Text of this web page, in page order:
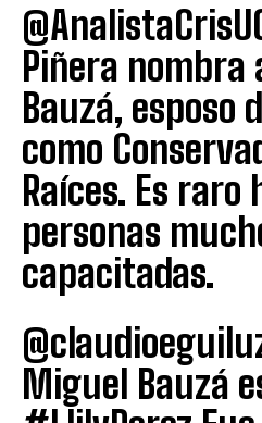
Piñera nombra
Bauzá, esposo
como
Raíces. Es raro
personas
capacitadas.
Miguel Bauzá